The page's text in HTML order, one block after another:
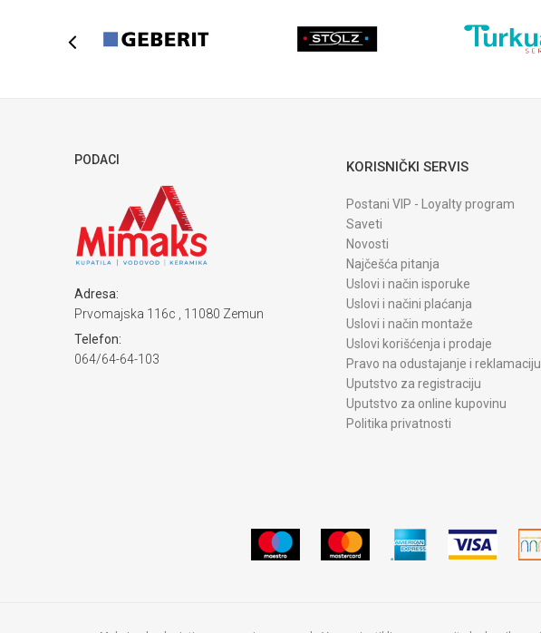
PODACI
Adresa:
Prvomajska 116c , 11080 Zemun
Telefon:
064/64-64-103
KORISNIČKI SERVIS
Postani VIP - Loyalty program
Saveti
Novosti
Najčešća pitanja
Uslovi i način isporuke
Uslovi i načini plaćanja
Uslovi i način montaže
Uslovi korišćenja i prodaje
Pravo na odustajanje i reklamaciju
Uputstvo za registraciju
Uputstvo za online kupovinu
Politika privatnosti